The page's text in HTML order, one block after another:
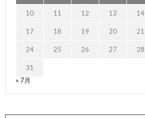
10 11 12 13 14
17 18 19 20 21
24 25 26 27 28
31
« 7月